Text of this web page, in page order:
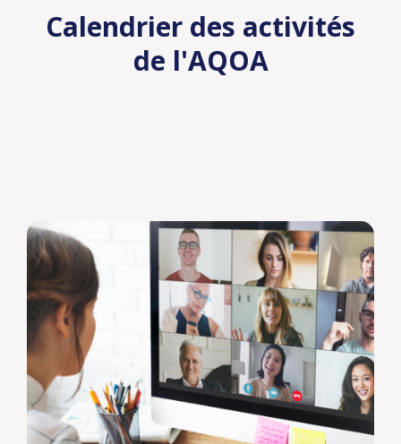
Calendrier des activités
de l'AQOA